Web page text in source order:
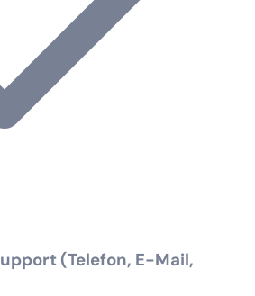
(Telefon, E-Mail,